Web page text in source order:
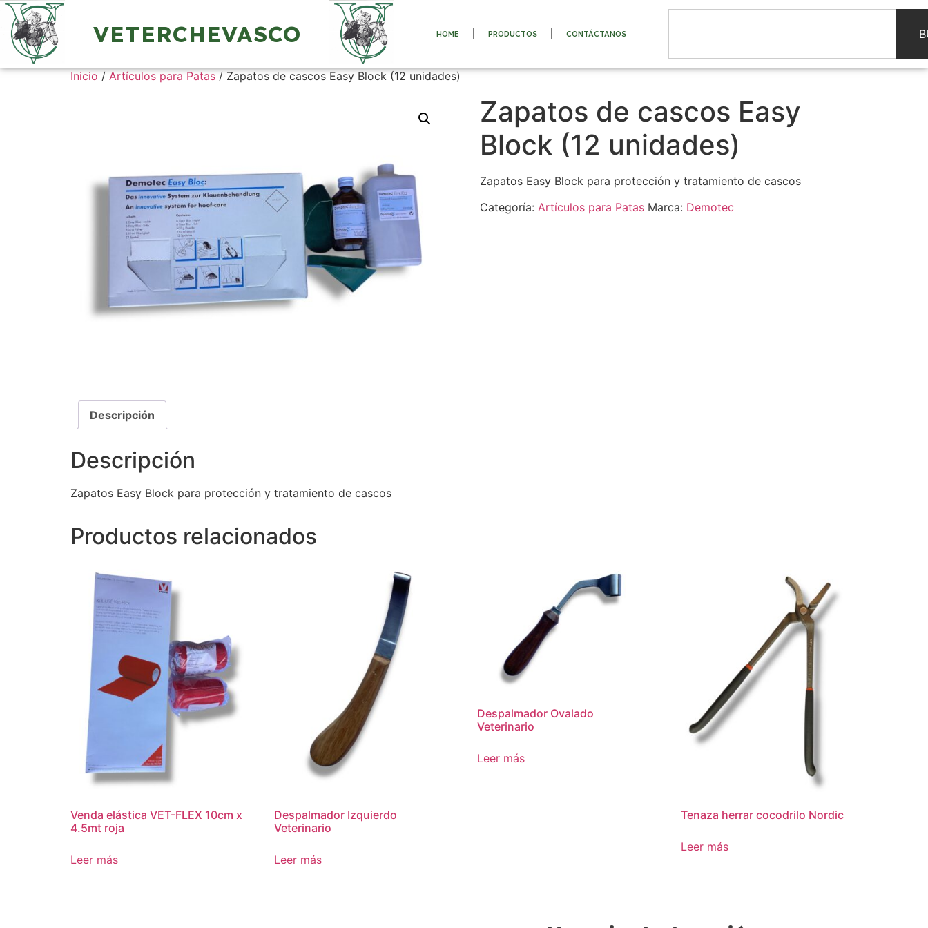
VETERCHEVASCO HOME PRODUCTOS CONTÁCTANOS
Inicio/Artículos para Patas/ Zapatos de cascos Easy Block (12 unidades)
Zapatos de cascos Easy
Block (12 unidades)
Zapatos Easy Block para protección y tratamiento de cascos
Categoría: Artículos para Patas Marca: Demotec
Descripción
Descripción
Zapatos Easy Block para protección y tratamiento de cascos
Productos relacionados
Venda elástica VET-FLEX 10cm x
4.5mt roja
Leer más
Despalmador Izquierdo
Veterinario
Leer más
Despalmador Ovalado
Veterinario
Leer más
Tenaza herrar cocodrilo Nordic
Leer más